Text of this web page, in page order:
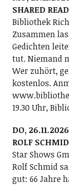
SHARED
Bibliothek
Zusammen
Gedichten
tut. Niemand
Wer zuhört,
kostenlos.
19.30 Uhr,
DO, 26.11.2026
ROLF SCHMID
Star Shows
Rolf Schmid
gut: 66 Jahre